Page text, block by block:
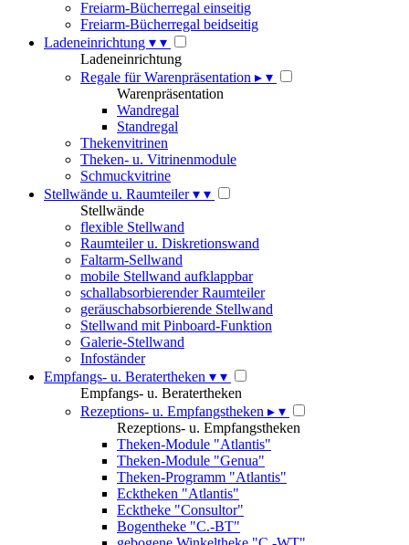
Freiarm-Bücherregal einseitig
Freiarm-Bücherregal beidseitig
Ladeneinrichtung ▾ ▾
Ladeneinrichtung
Regale für Warenpräsentation ▸ ▾
Warenpräsentation
Wandregal
Standregal
Thekenvitrinen
Theken- u. Vitrinenmodule
Schmuckvitrine
Stellwände u. Raumteiler▾ ▾
Stellwände
flexible Stellwand
Raumteiler u. Diskretionswand
Faltarm-Sellwand
mobile Stellwand aufklappbar
schallabsorbierender Raumteiler
geräuschabsorbierende Stellwand
Stellwand mit Pinboard-Funktion
Galerie-Stellwand
Infoständer
Empfangs- u. Beratertheken ▾ ▾
Empfangs- u. Beratertheken
Rezeptions- u. Empfangstheken ▸ ▾
Rezeptions- u. Empfangstheken
Theken-Module "Atlantis"
Theken-Module "Genua"
Theken-Programm "Atlantis"
Ecktheken "Atlantis"
Ecktheke "Consultor"
Bogentheke "C.-BT"